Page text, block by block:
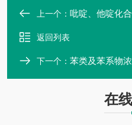
上一个： 吡啶、他啶化合物浓度
返回列表
下一个： 苯类及苯系物浓度在线
在